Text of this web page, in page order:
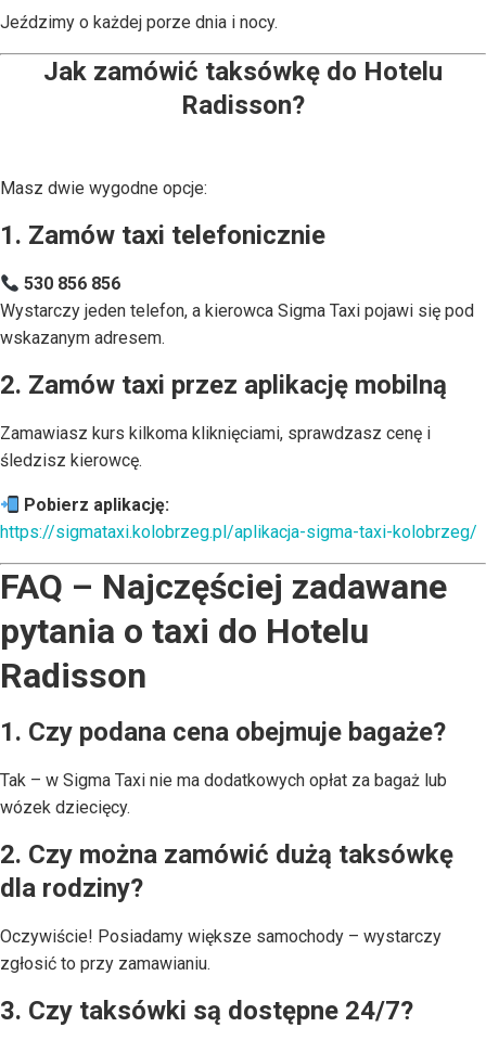
Jeździmy o każdej porze dnia i nocy.
Jak zamówić taksówkę do Hotelu
Radisson?
Masz dwie wygodne opcje:
1. Zamów taxi telefonicznie
530 856 856
Wystarczy jeden telefon, a kierowca Sigma Taxi pojawi się pod
wskazanym adresem.
2. Zamów taxi przez aplikację mobilną
Zamawiasz kurs kilkoma kliknięciami, sprawdzasz cenę i
śledzisz kierowcę.
Pobierz aplikację:
https://sigmataxi.kolobrzeg.pl/aplikacja-sigma-taxi-kolobrzeg/
FAQ – Najczęściej zadawane
pytania o taxi do Hotelu
Radisson
1. Czy podana cena obejmuje bagaże?
Tak – w Sigma Taxi nie ma dodatkowych opłat za bagaż lub
wózek dziecięcy.
2. Czy można zamówić dużą taksówkę
dla rodziny?
Oczywiście! Posiadamy większe samochody – wystarczy
zgłosić to przy zamawianiu.
3. Czy taksówki są dostępne 24/7?